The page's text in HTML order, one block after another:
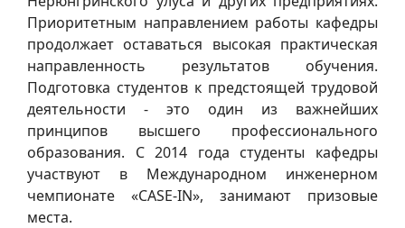
Приоритетным направлением работы кафедры
продолжает оставаться высокая практическая
направленность результатов обучения.
Подготовка студентов к предстоящей трудовой
деятельности - это один из важнейших
принципов высшего профессионального
образования. С 2014 года студенты кафедры
участвуют в Международном инженерном
чемпионате «CASE-IN», занимают призовые
места.